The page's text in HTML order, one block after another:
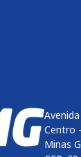
Centro
Minas